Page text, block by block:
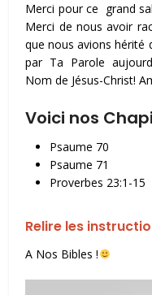
Merci pour ce grand
Merci de nous avoir
que nous avions hérité
par Ta Parole
Nom de Jésus-Christ!
Voici nos
Psaume 70
Psaume 71
Proverbes 23:1-15
Relire les
A Nos Bibles !